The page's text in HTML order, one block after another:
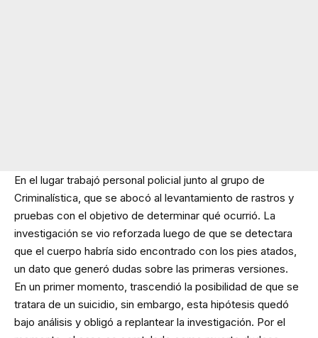
En el lugar trabajó personal policial junto al grupo de
Criminalística, que se abocó al levantamiento de rastros y
pruebas con el objetivo de determinar qué ocurrió. La
investigación se vio reforzada luego de que se detectara
que el cuerpo habría sido encontrado con los pies atados,
un dato que generó dudas sobre las primeras versiones.
En un primer momento, trascendió la posibilidad de que se
tratara de un suicidio, sin embargo, esta hipótesis quedó
bajo análisis y obligó a replantear la investigación. Por el